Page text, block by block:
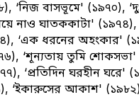
‘নিজ বাসভূমে' (১৯৭০),
নাও ঘাতককাটা' (১৯৭৪),
‘এক ধরনের অহংকার'
‘শূন্যতায় তুমি শোকসভা'
‘প্রতিদিন ঘরহীন ঘরে'
‘ইকারুসের আকাশ'